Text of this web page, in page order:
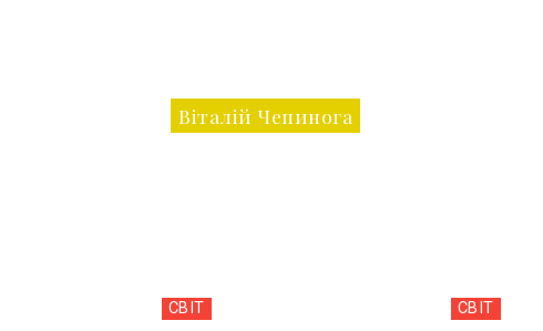
Віталій Чепинога
СВІТ СВІТ